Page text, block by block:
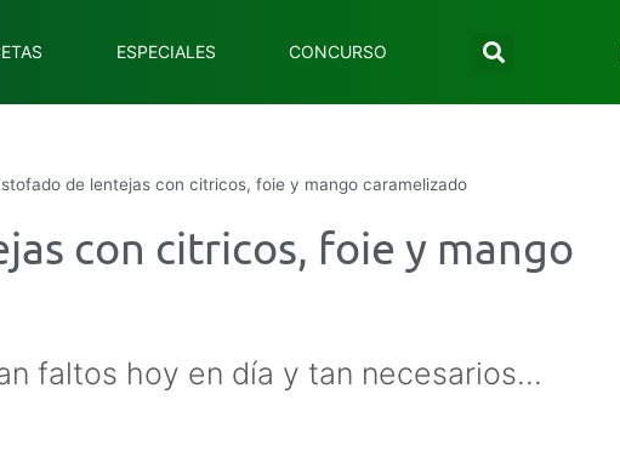
ESPECIALES CONCURSO
de lentejas con citricos, foie y mango caramelizado
con citricos, foie y mango
faltos hoy en día y tan necesarios...